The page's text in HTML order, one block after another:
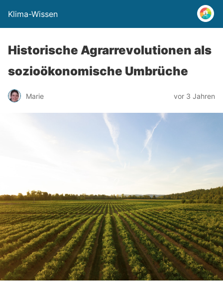
Klima-Wissen
Historische Agrarrevolutionen als
sozioökonomische Umbrüche
Marie vor 3 Jahren